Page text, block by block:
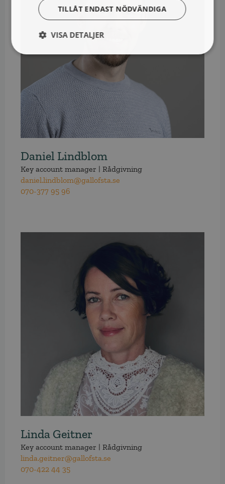
Daniel Lindblom
Key account manager | Rådgivning
daniel.lindblom@gallofsta.se
070-377 95 96
Linda Geitner
Key account manager | Rådgivning
linda.geitner@gallofsta.se
070-422 44 35
TILLÅT ENDAST NÖDVÄNDIGA
VISA DETALJER